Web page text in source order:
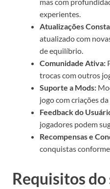
experientes.
Atualizações
atualizado com
de equilíbrio.
Comunidade Ativa:
trocas com outros
Suporte a Mods:
jogo com criações
Feedback do
jogadores podem
Recompensas e
conquistas
Requisitos do